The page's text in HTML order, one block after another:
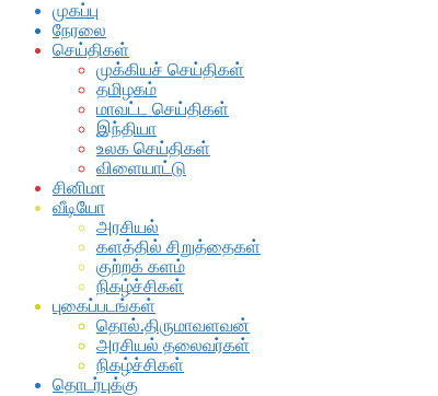
முகப்பு
நேரலை
செய்திகள்
முக்கியச் செய்திகள்
தமிழகம்
மாவட்ட செய்திகள்
இந்தியா
உலக செய்திகள்
விளையாட்டு
சினிமா
வீடியோ
அரசியல்
களத்தில் சிறுத்தைகள்
குற்றக் களம்
நிகழ்ச்சிகள்
புகைப்படங்கள்
தொல்.திருமாவளவன்
அரசியல் தலைவர்கள்
நிகழ்ச்சிகள்
தொடர்புக்கு